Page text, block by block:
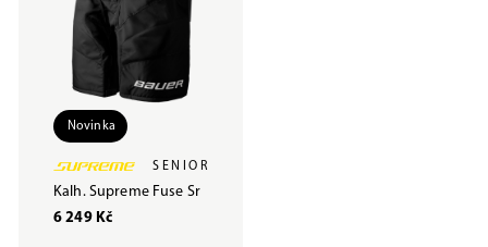
Novinka
SENIOR
Kalh. Supreme Fuse Sr
6 249 Kč